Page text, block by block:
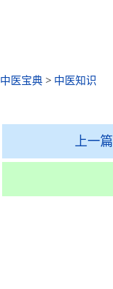
中医宝典 > 中医知识
上一篇